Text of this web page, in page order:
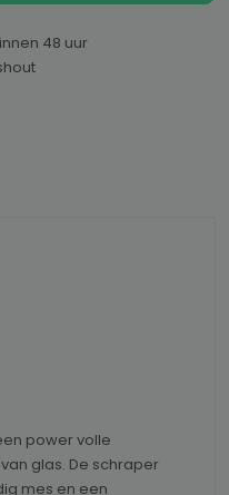
48 uur
power volle
glas. De schraper
mes en een